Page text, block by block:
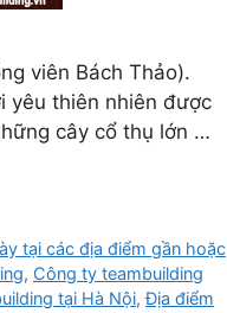
viên Bách Thảo).
yêu thiên nhiên được
cây cổ thụ lớn …
tại các địa điểm gần hoặc
, Công ty teambuilding
tại Hà Nội,Địa điểm